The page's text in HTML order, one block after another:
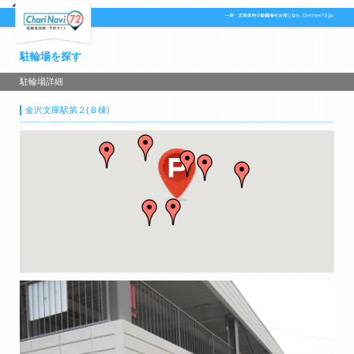
駐輪場を探す
駐輪場詳細
金沢文庫駅第２(Ｂ棟)